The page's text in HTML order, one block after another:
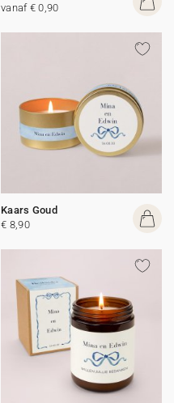
vanaf € 0,90
Kaars Goud
€ 8,90